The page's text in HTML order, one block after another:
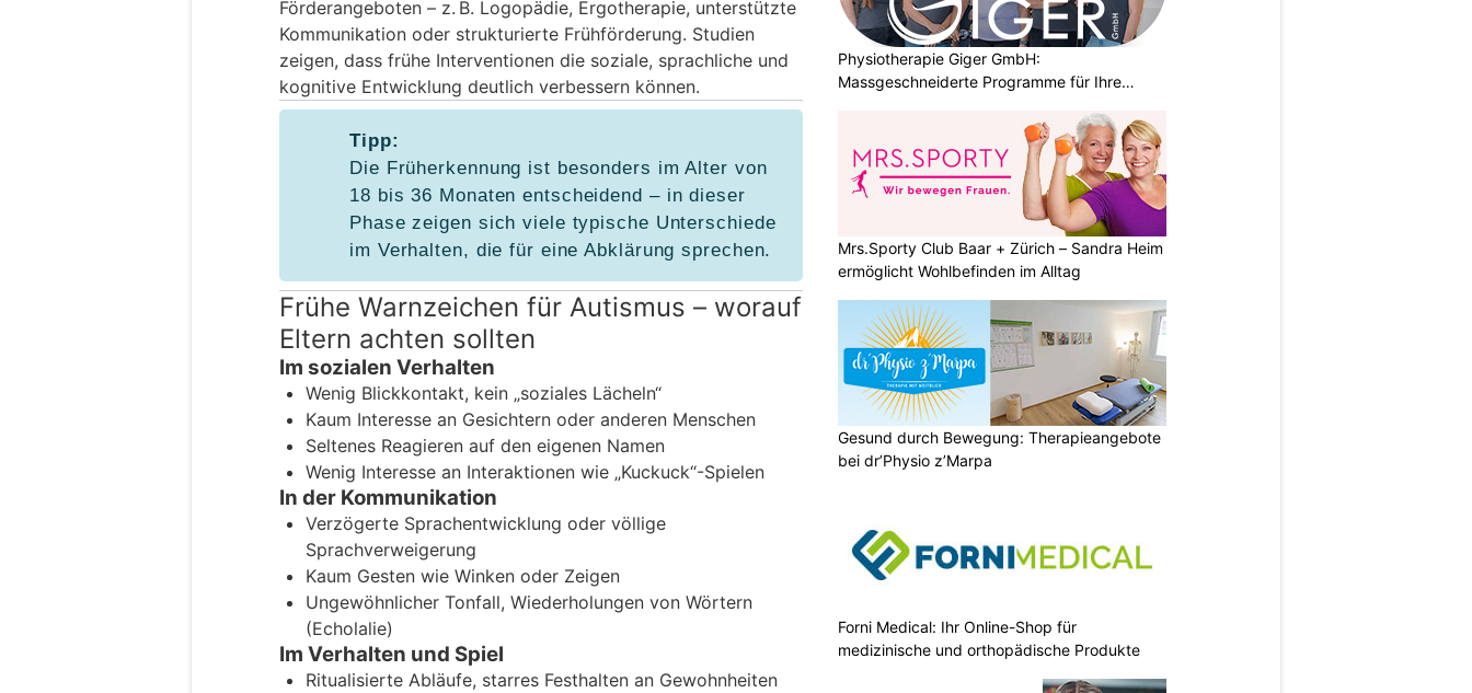
Förderangeboten – z. B. Logopädie, Ergotherapie, unterstützte
Kommunikation oder strukturierte Frühförderung. Studien
zeigen, dass frühe Interventionen die soziale, sprachliche und
kognitive Entwicklung deutlich verbessern können.
Tipp:
Die Früherkennung ist besonders im Alter von
18 bis 36 Monaten entscheidend – in dieser
Phase zeigen sich viele typische Unterschiede
im Verhalten, die für eine Abklärung sprechen.
Frühe Warnzeichen für Autismus – worauf
Eltern achten sollten
Im sozialen Verhalten
Wenig Blickkontakt, kein „soziales Lächeln“
Kaum Interesse an Gesichtern oder anderen Menschen
Seltenes Reagieren auf den eigenen Namen
Wenig Interesse an Interaktionen wie „Kuckuck“-Spielen
In der Kommunikation
Verzögerte Sprachentwicklung oder völlige
Sprachverweigerung
Kaum Gesten wie Winken oder Zeigen
Ungewöhnlicher Tonfall, Wiederholungen von Wörtern
(Echolalie)
Im Verhalten und Spiel
Ritualisierte Abläufe, starres Festhalten an Gewohnheiten
Physiotherapie Giger GmbH:
Massgeschneiderte Programme für Ihre
Mrs.Sporty Club Baar + Zürich – Sandra Heim
ermöglicht Wohlbefinden im Alltag
Gesund durch Bewegung: Therapieangebote
bei dr’Physio z’Marpa
Forni Medical: Ihr Online-Shop für
medizinische und orthopädische Produkte